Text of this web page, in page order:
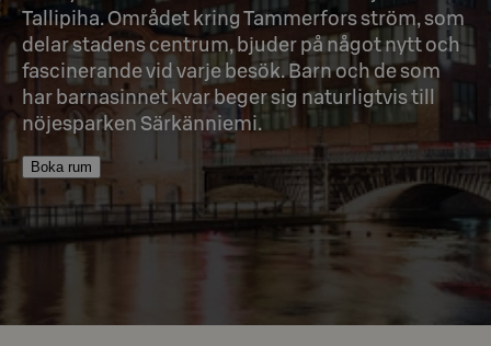
Tallipiha. Området kring Tammerfors ström, som
delar stadens centrum, bjuder på något nytt och
fascinerande vid varje besök. Barn och de som
har barnasinnet kvar beger sig naturligtvis till
nöjesparken Särkänniemi.
Boka rum